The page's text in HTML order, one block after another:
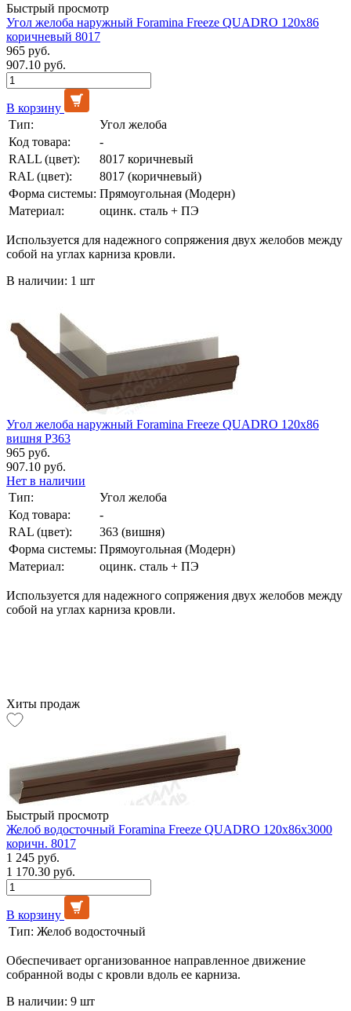
Быстрый просмотр
Угол желоба наружный Foramina Freeze QUADRO 120х86
коричневый 8017
965 руб.
907.10 руб.
В корзину
Тип:
Угол желоба
Код товара:
-
RALL (цвет):
8017 коричневый
RAL (цвет):
8017 (коричневый)
Форма системы: Прямоугольная (Модерн)
Материал:
оцинк. сталь + ПЭ
Используется для надежного сопряжения двух желобов между
собой на углах карниза кровли.
В наличии: 1 шт
Угол желоба наружный Foramina Freeze QUADRO 120х86
вишня Р363
965 руб.
907.10 руб.
Нет в наличии
Тип:
Угол желоба
Код товара:
-
RAL (цвет):
363 (вишня)
Форма системы: Прямоугольная (Модерн)
Материал:
оцинк. сталь + ПЭ
Используется для надежного сопряжения двух желобов между
собой на углах карниза кровли.
Хиты продаж
Быстрый просмотр
Желоб водосточный Foramina Freeze QUADRO 120х86х3000
коричн. 8017
1 245 руб.
1 170.30 руб.
В корзину
Тип: Желоб водосточный
Обеспечивает организованное направленное движение
собранной воды с кровли вдоль ее карниза.
В наличии: 9 шт